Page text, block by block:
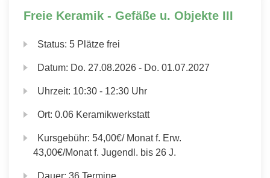
Freie Keramik - Gefäße u. Objekte III
Status:5 Plätze frei
Datum: Do. 27.08.2026 - Do. 01.07.2027
Uhrzeit: 10:30 - 12:30 Uhr
Ort:0.06 Keramikwerkstatt
Kursgebühr:54,00€/ Monat f. Erw.
43,00€/Monat f. Jugendl. bis 26 J.
Dauer:36 Termine